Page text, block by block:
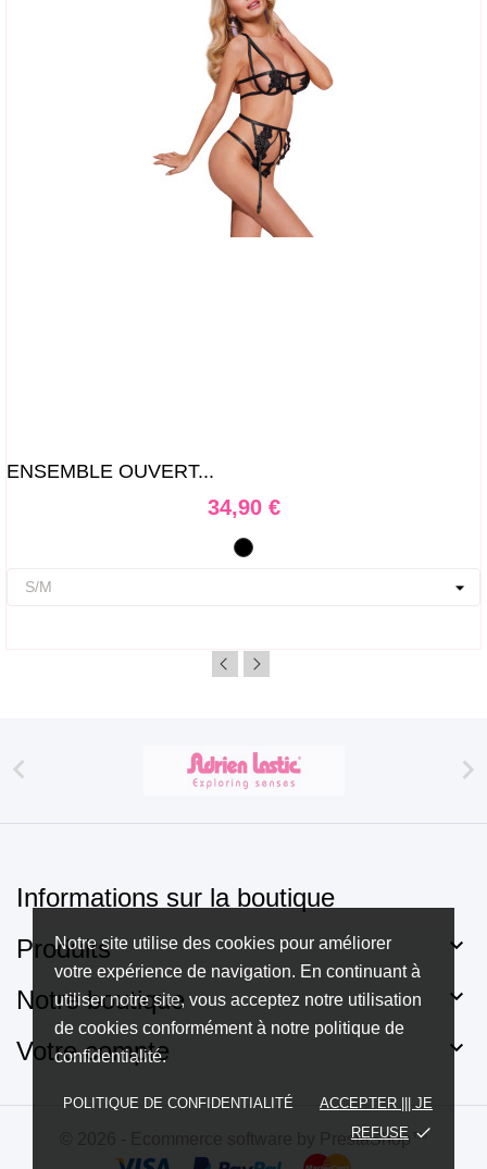
Notre site utilise des cookies pour améliorer
votre expérience de navigation. En continuant à
utiliser notre site, vous acceptez notre utilisation
de cookies conformément à notre politique de
confidentialité.
POLITIQUE DE CONFIDENTIALITÉ
ACCEPTER ||| JE
REFUSE done
ENSEMBLE OUVERT...
Prix
34,90 €
Noir
 
Informations sur la boutique
Produits

Notre boutique 
Votre compte 
© 2026 - Ecommerce software by PrestaShop™